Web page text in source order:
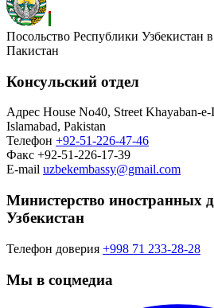
Посольство Республики Узбекистан
Пакистан
Консульский отдел
Адрес House No40, Street Khayaban-
Islamabad, Pakistan
Телефон +92-51-226-47-46
Факс +92-51-226-17-39
E-mail uzbekembassy@gmail.com
Министерство иностранных
Узбекистан
Телефон доверия +998 71 233-28-28
Мы в соцмедиа